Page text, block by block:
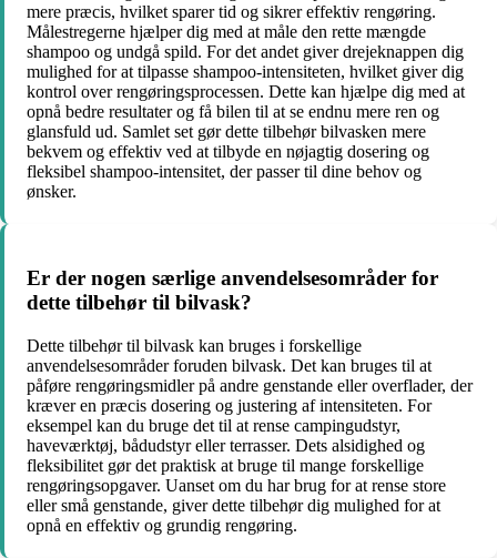
mere præcis, hvilket sparer tid og sikrer effektiv rengøring.
Målestregerne hjælper dig med at måle den rette mængde
shampoo og undgå spild. For det andet giver drejeknappen dig
mulighed for at tilpasse shampoo-intensiteten, hvilket giver dig
kontrol over rengøringsprocessen. Dette kan hjælpe dig med at
opnå bedre resultater og få bilen til at se endnu mere ren og
glansfuld ud. Samlet set gør dette tilbehør bilvasken mere
bekvem og effektiv ved at tilbyde en nøjagtig dosering og
fleksibel shampoo-intensitet, der passer til dine behov og
ønsker.
Er der nogen særlige anvendelsesområder for
dette tilbehør til bilvask?
Dette tilbehør til bilvask kan bruges i forskellige
anvendelsesområder foruden bilvask. Det kan bruges til at
påføre rengøringsmidler på andre genstande eller overflader, der
kræver en præcis dosering og justering af intensiteten. For
eksempel kan du bruge det til at rense campingudstyr,
haveværktøj, bådudstyr eller terrasser. Dets alsidighed og
fleksibilitet gør det praktisk at bruge til mange forskellige
rengøringsopgaver. Uanset om du har brug for at rense store
eller små genstande, giver dette tilbehør dig mulighed for at
opnå en effektiv og grundig rengøring.